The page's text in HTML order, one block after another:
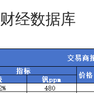
经数据库